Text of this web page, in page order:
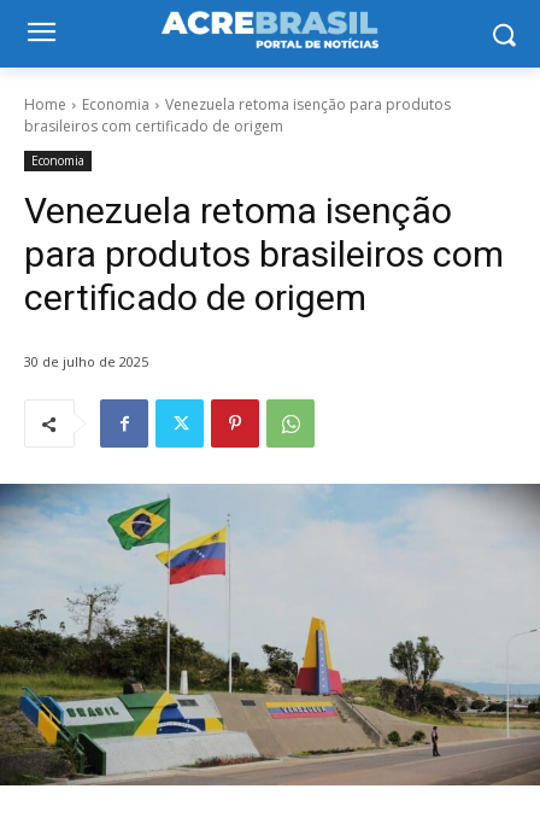
Home Economia
Venezuela retoma isenção para produtos
brasileiros com certificado de origem
Economia
Venezuela retoma isenção
para produtos brasileiros com
certificado de origem
30 de julho de 2025